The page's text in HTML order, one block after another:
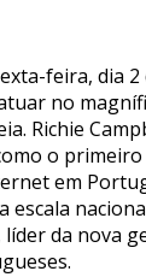
feira, dia 2
no
Richie
o
em
escala
da nova